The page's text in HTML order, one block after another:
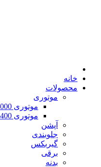
خانه
محصولات
موتوری
موتوری 2000
موتوری 2400
آپشن
جلوبندی
گیربکس
برقی
بدنه